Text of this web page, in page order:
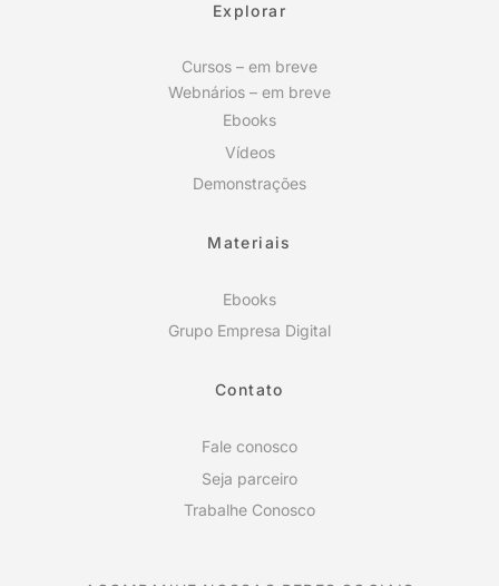
Explorar
Cursos – em breve
Webnários – em breve
Ebooks
Vídeos
Demonstrações
Materiais
Ebooks
Grupo Empresa Digital
Contato
Fale conosco
Seja parceiro
Trabalhe Conosco